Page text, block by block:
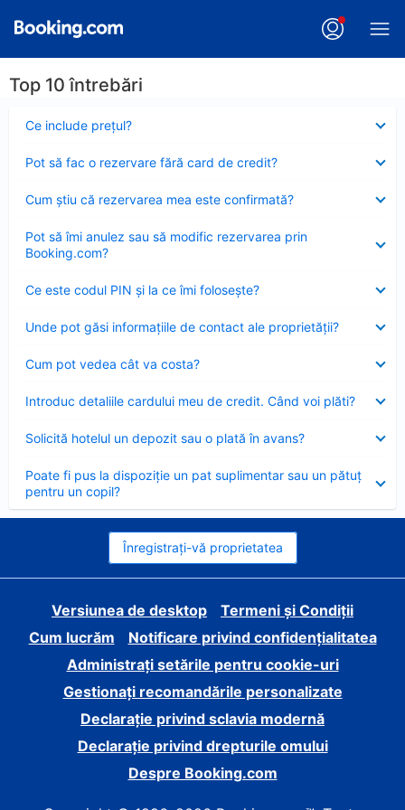
Top 10 întrebări
Ce include preţul?
închis
Pot să fac o rezervare fără card de credit?
închis
Cum ştiu că rezervarea mea este confirmată?
închis
Pot să îmi anulez sau să modific rezervarea prin
Booking.com?
închis
Ce este codul PIN şi la ce îmi foloseşte?
închis
Unde pot găsi informațiile de contact ale proprietății?
închis
Cum pot vedea cât va costa?
închis
Introduc detaliile cardului meu de credit. Când voi plăti?
închis
Solicită hotelul un depozit sau o plată în avans?
închis
Poate fi pus la dispoziție un pat suplimentar sau un pătuț
pentru un copil?
închis
Înregistrați-vă proprietatea
Versiunea de desktop
Termeni și Condiții
Cum lucrăm
Notificare privind confidențialitatea
Administrați setările pentru cookie-uri
Gestionați recomandările personalizate
Declarație privind sclavia modernă
Declarație privind drepturile omului
Despre Booking.com